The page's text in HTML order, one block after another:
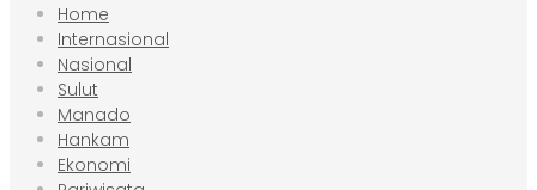
Home
Internasional
Nasional
Sulut
Manado
Hankam
Ekonomi